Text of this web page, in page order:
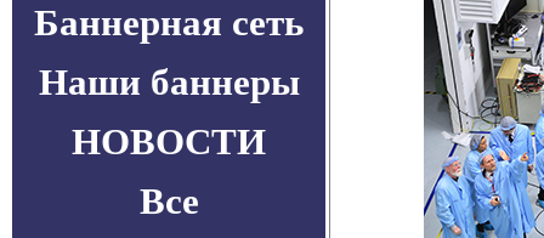
Баннерная сеть
Наши баннеры
НОВОСТИ
Все